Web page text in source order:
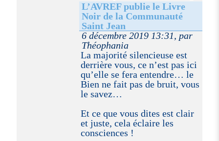
L’AVREF publie le Livre
Noir de la Communauté
Saint Jean
6 décembre 2019 13:31, par
Théophania
La majorité silencieuse est
derrière vous, ce n’est pas ici
qu’elle se fera entendre… le
Bien ne fait pas de bruit, vous
le savez…
Et ce que vous dites est clair
et juste, cela éclaire les
consciences !